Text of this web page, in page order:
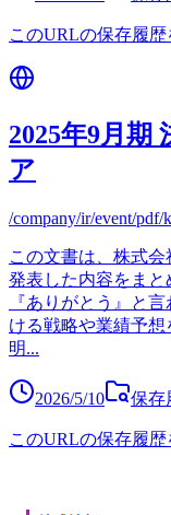
このURLの保存履歴
2025年9月期
ア
/company/ir/event/pdf/
この文書は、株式
発表した内容をま
『ありがとう』と
ける戦略や業績予
明...
2026/5/10 保存
このURLの保存履歴